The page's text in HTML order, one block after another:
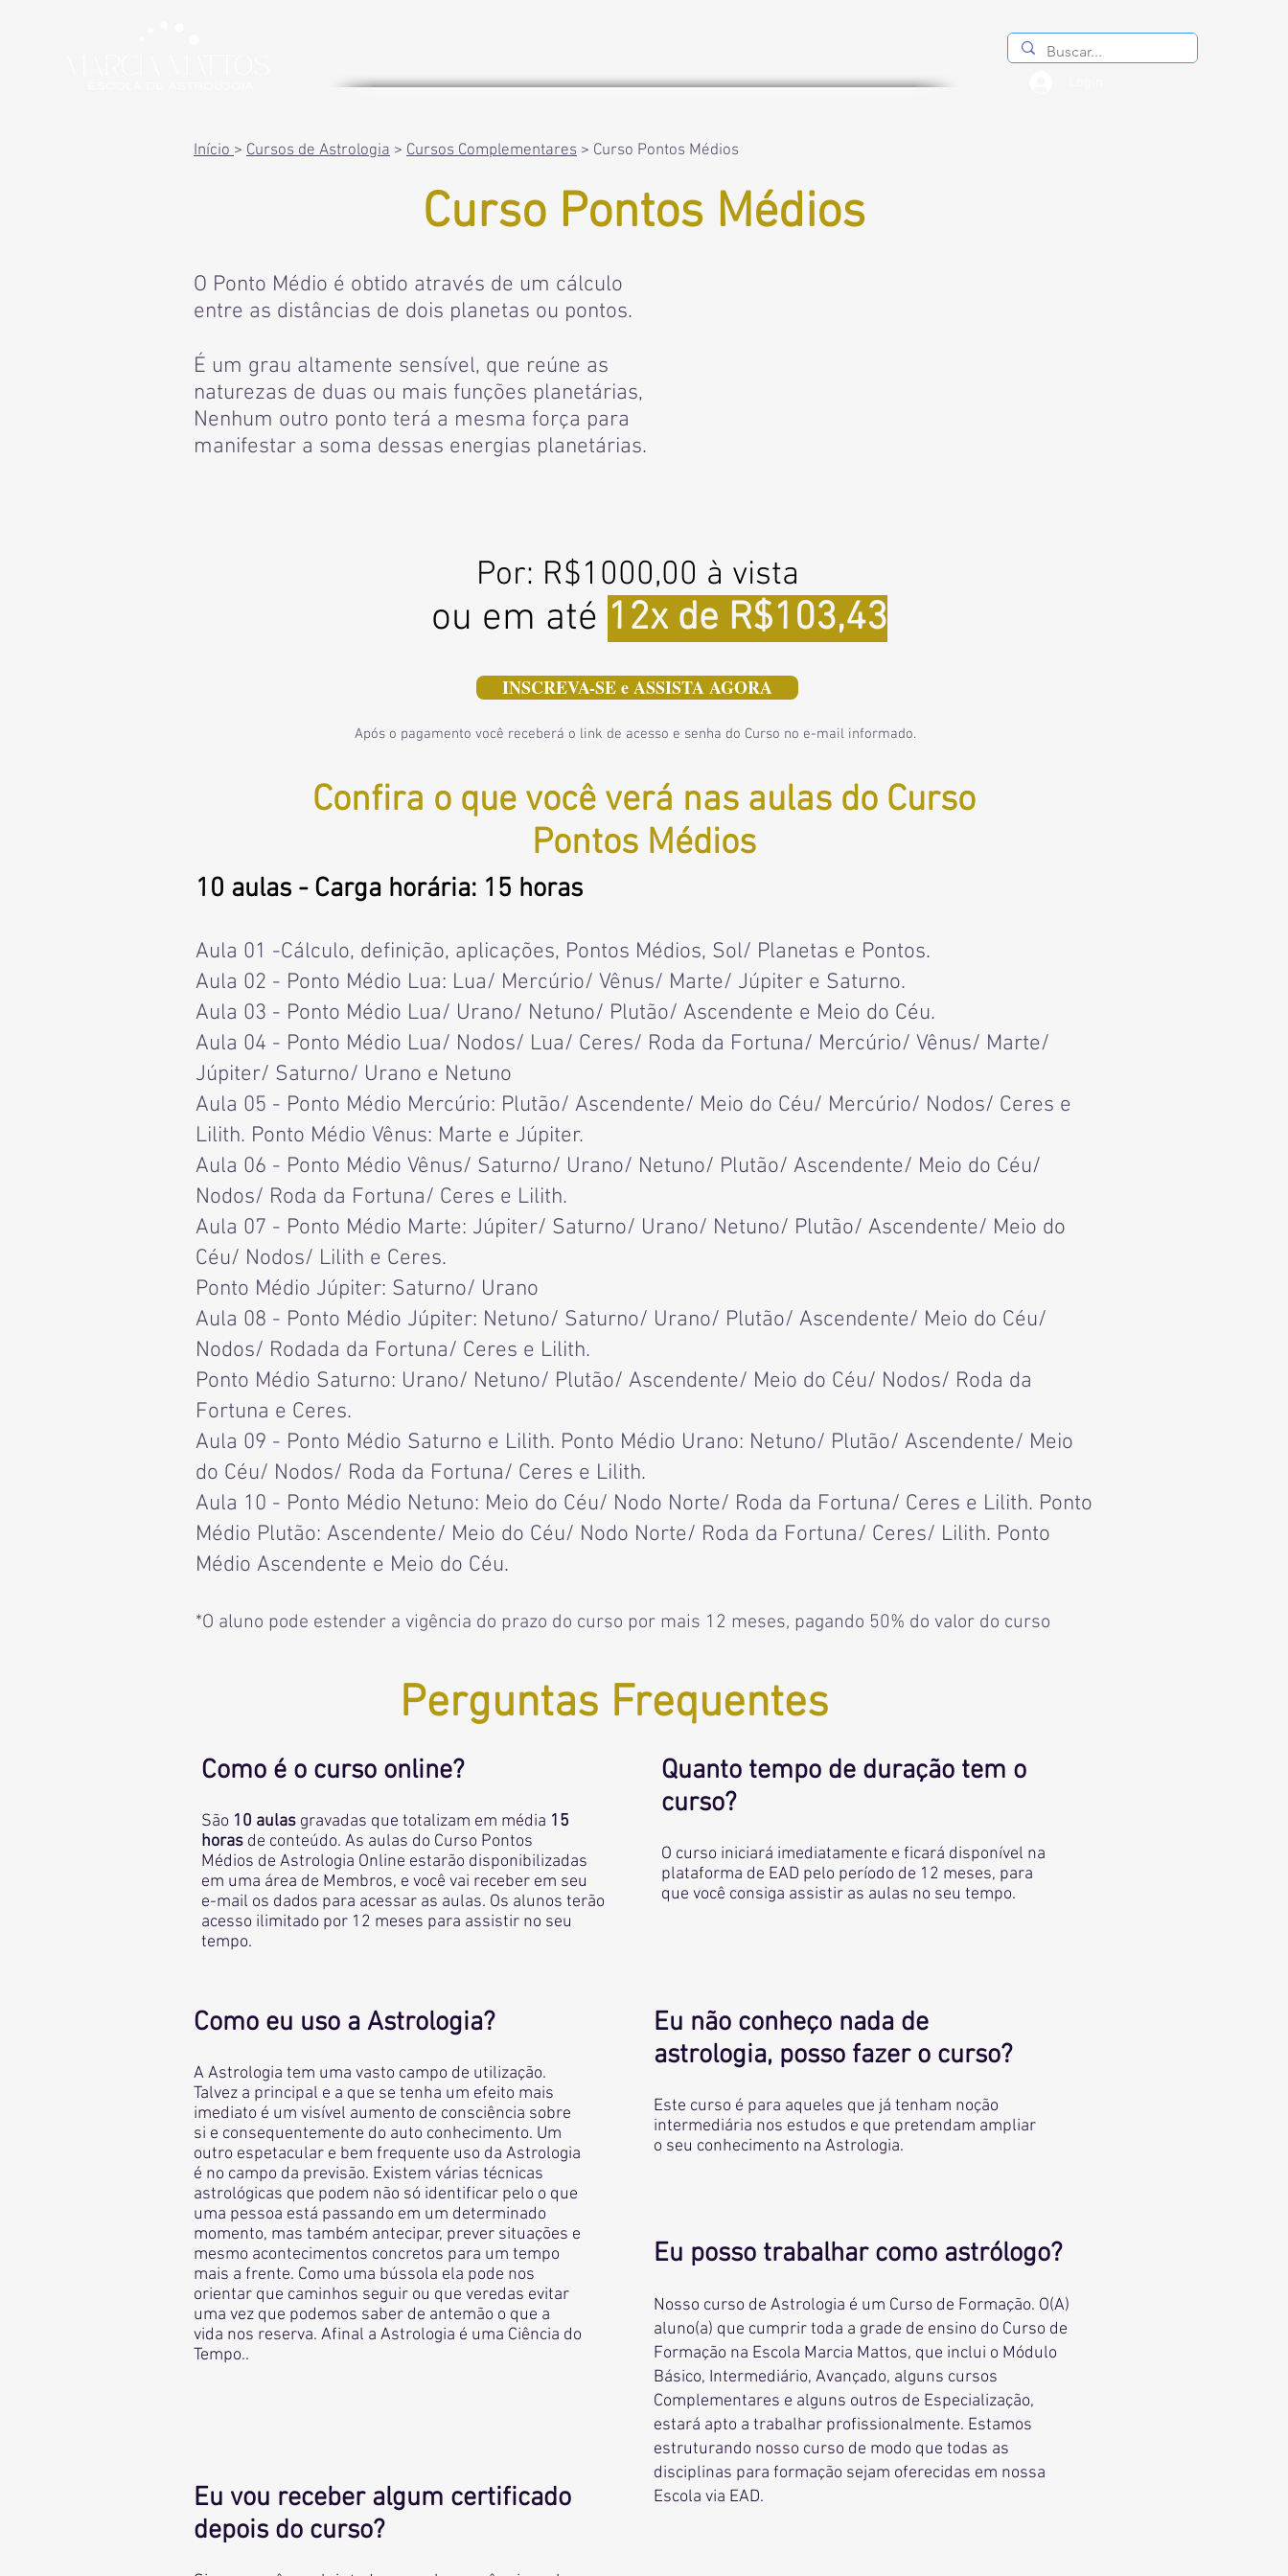
Início Cursos de Astrologia Loja
Início> Cursos de Astrologia > Cursos Complementares > Curso Pontos Médios
Curso Pontos Médios
O Ponto Médio é obtido através de um cálculo
entre as distâncias de dois planetas ou pontos.
É um grau altamente sensível, que reúne as
naturezas de duas ou mais funções planetárias,
Nenhum outro ponto terá a mesma força para
manifestar a soma dessas energias planetárias.
Por: R$1000,00 à vista
ou em até 12x de R$103,43
INSCREVA-SE e ASSISTA AGORA
Após o pagamento você receberá o link de acesso e senha do Curso no e-mail informado.
Confira o que você verá nas aulas do Curso
Pontos Médios
10 aulas - Carga horária: 15 horas
Aula 01 -Cálculo, definição, aplicações, Pontos Médios, Sol/ Planetas e Pontos.
Aula 02 - Ponto Médio Lua: Lua/ Mercúrio/ Vênus/ Marte/ Júpiter e Saturno.
Aula 03 - Ponto Médio Lua/ Urano/ Netuno/ Plutão/ Ascendente e Meio do Céu.
Aula 04 - Ponto Médio Lua/ Nodos/ Lua/ Ceres/ Roda da Fortuna/ Mercúrio/ Vênus/ Marte/
Júpiter/ Saturno/ Urano e Netuno
Aula 05 - Ponto Médio Mercúrio: Plutão/ Ascendente/ Meio do Céu/ Mercúrio/ Nodos/ Ceres e
Lilith. Ponto Médio Vênus: Marte e Júpiter.
Aula 06 - Ponto Médio Vênus/ Saturno/ Urano/ Netuno/ Plutão/ Ascendente/ Meio do Céu/
Nodos/ Roda da Fortuna/ Ceres e Lilith.
Aula 07 - Ponto Médio Marte: Júpiter/ Saturno/ Urano/ Netuno/ Plutão/ Ascendente/ Meio do
Céu/ Nodos/ Lilith e Ceres.
Ponto Médio Júpiter: Saturno/ Urano
Aula 08 - Ponto Médio Júpiter: Netuno/ Saturno/ Urano/ Plutão/ Ascendente/ Meio do Céu/
Nodos/ Rodada da Fortuna/ Ceres e Lilith.
Ponto Médio Saturno: Urano/ Netuno/ Plutão/ Ascendente/ Meio do Céu/ Nodos/ Roda da
Fortuna e Ceres.
Aula 09 - Ponto Médio Saturno e Lilith. Ponto Médio Urano: Netuno/ Plutão/ Ascendente/ Meio
do Céu/ Nodos/ Roda da Fortuna/ Ceres e Lilith.
Aula 10 - Ponto Médio Netuno: Meio do Céu/ Nodo Norte/ Roda da Fortuna/ Ceres e Lilith. Ponto
Médio Plutão: Ascendente/ Meio do Céu/ Nodo Norte/ Roda da Fortuna/ Ceres/ Lilith. Ponto
Médio Ascendente e Meio do Céu.
*O aluno pode estender a vigência do prazo do curso por mais 12 meses, pagando 50% do valor do curso
Perguntas Frequentes
Como é o curso online?
São 10 aulas gravadas que totalizam em média 15
horas de conteúdo. As aulas do Curso Pontos
Médios de Astrologia Online estarão disponibilizadas
em uma área de Membros, e você vai receber em seu
e-mail os dados para acessar as aulas. Os alunos terão
acesso ilimitado por 12 meses para assistir no seu
tempo.
Quanto tempo de duração tem o
curso?
O curso iniciará imediatamente e ficará disponível na
plataforma de EAD pelo período de 12 meses, para
que você consiga assistir as aulas no seu tempo.
Como eu uso a Astrologia?
A Astrologia tem uma vasto campo de utilização.
Talvez a principal e a que se tenha um efeito mais
imediato é um visível aumento de consciência sobre
si e consequentemente do auto conhecimento. Um
outro espetacular e bem frequente uso da Astrologia
é no campo da previsão. Existem várias técnicas
astrológicas que podem não só identificar pelo o que
uma pessoa está passando em um determinado
momento, mas também antecipar, prever situações e
mesmo acontecimentos concretos para um tempo
mais a frente. Como uma bússola ela pode nos
orientar que caminhos seguir ou que veredas evitar
uma vez que podemos saber de antemão o que a
vida nos reserva. Afinal a Astrologia é uma Ciência do
Tempo..
Eu vou receber algum certificado
depois do curso?
Eu não conheço nada de
astrologia, posso fazer o curso?
Este curso é para aqueles que já tenham noção
intermediária nos estudos e que pretendam ampliar
o seu conhecimento na Astrologia.
Eu posso trabalhar como astrólogo?
Nosso curso de Astrologia é um Curso de Formação. O(A)
aluno(a) que cumprir toda a grade de ensino do Curso de
Formação na Escola Marcia Mattos, que inclui o Módulo
Básico, Intermediário, Avançado, alguns cursos
Complementares e alguns outros de Especialização,
estará apto a trabalhar profissionalmente. Estamos
estruturando nosso curso de modo que todas as
disciplinas para formação sejam oferecidas em nossa
Escola via EAD.